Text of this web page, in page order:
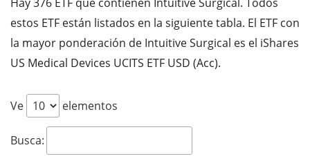
estos ETF están listados en la siguiente tabla. El ETF con
la mayor ponderación de Intuitive Surgical es el iShares
US Medical Devices UCITS ETF USD (Acc).
Ve elementos
Busca: